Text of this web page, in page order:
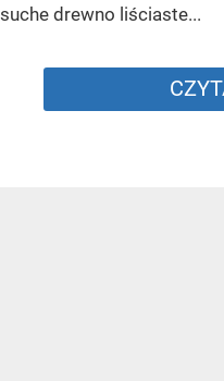
suche drewno liściaste...